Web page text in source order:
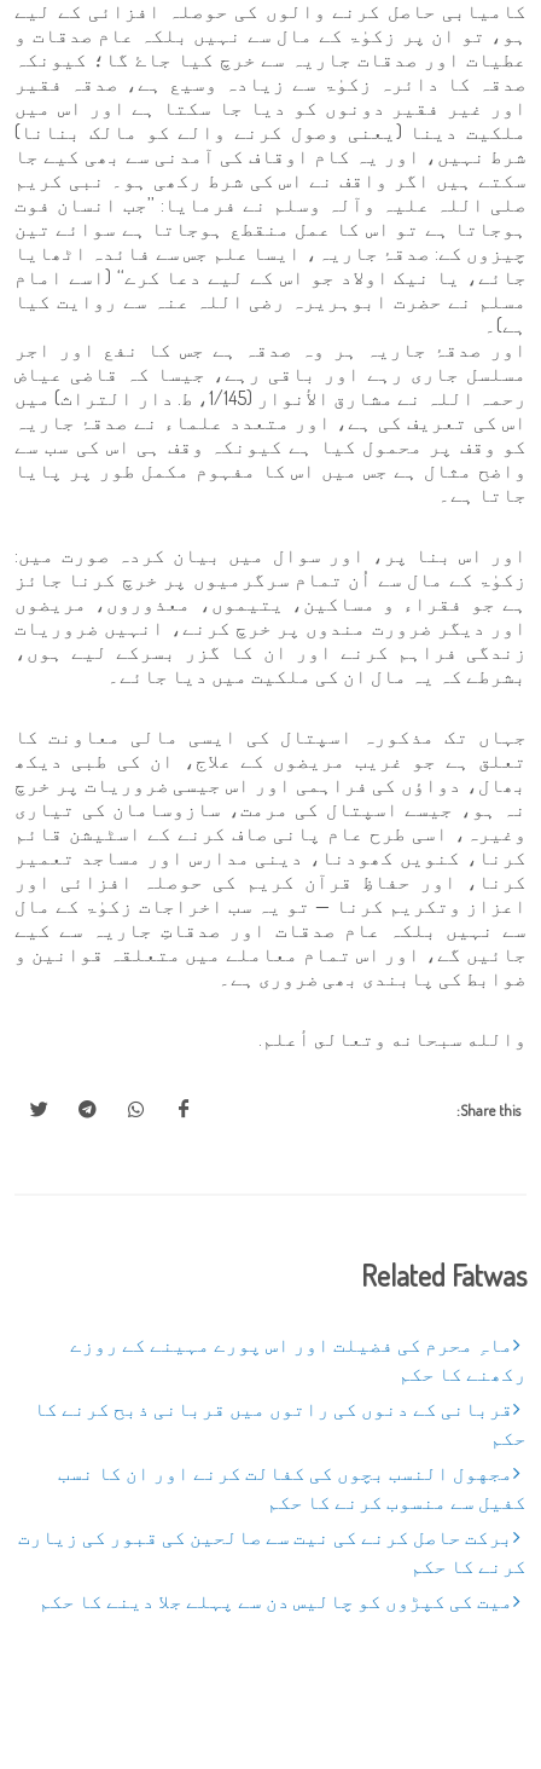
کامیابی حاصل کرنے والوں کی حوصلہ افزائی کے لیے
ہو، تو ان پر زکوٰۃ کے مال سے نہیں بلکہ عام صدقات و
عطیات اور صدقات جاریہ سے خرچ کیا جاۓ گا؛ کیونکہ
صدقہ کا دائرہ زکوٰۃ سے زیادہ وسیع ہے، صدقہ فقیر
اور غیر فقیر دونوں کو دیا جا سکتا ہے اور اس میں
ملکیت دینا (یعنی وصول کرنے والے کو مالک بنانا)
شرط نہیں، اور یہ کام اوقاف کی آمدنی سے بھی کیے جا
سکتے ہیں اگر واقف نے اس کی شرط رکھی ہو۔ نبی کریم
صلی اللہ علیہ وآلہ وسلم نے فرمایا: ’’جب انسان فوت
ہوجاتا ہے تو اس کا عمل منقطع ہوجاتا ہے سوائے تین
چیزوں کے: صدقۂ جاریہ، ایسا علم جس سے فائدہ اٹھایا
جائے، یا نیک اولاد جو اس کے لیے دعا کرے‘‘ (اسے امام
مسلم نے حضرت ابوہریرہ رضی اللہ عنہ سے روایت کیا
ہے)۔
اور صدقۂ جاریہ ہر وہ صدقہ ہے جس کا نفع اور اجر
مسلسل جاری رہے اور باقی رہے، جیسا کہ قاضی عیاض
رحمہ اللہ نے مشارق الأنوار (1/145، ط. دار التراث) میں
اس کی تعریف کی ہے، اور متعدد علماء نے صدقۂ جاریہ
کو وقف پر محمول کیا ہے کیونکہ وقف ہی اس کی سب سے
واضح مثال ہے جس میں اس کا مفہوم مکمل طور پر پایا
جاتا ہے۔
اور اس بنا پر، اور سوال میں بیان کردہ صورت میں:
زکوٰۃ کے مال سے اُن تمام سرگرمیوں پر خرچ کرنا جائز
ہے جو فقراء و مساکین، یتیموں، معذوروں، مریضوں
اور دیگر ضرورت مندوں پر خرچ کرنے، انہیں ضروریات
زندگی فراہم کرنے اور ان کا گزر بسرکے لیے ہوں،
بشرطے کہ یہ مال ان کی ملکیت میں دیا جائے۔
جہاں تک مذکورہ اسپتال کی ایسی مالی معاونت کا
تعلق ہے جو غریب مریضوں کے علاج، ان کی طبی دیکھ
بھال، دواؤں کی فراہمی اور اس جیسی ضروریات پر خرچ
نہ ہو، جیسے اسپتال کی مرمت، سازوسامان کی تیاری
وغیرہ، اسی طرح عام پانی صاف کرنے کے اسٹیشن قائم
کرنا، کنویں کھودنا، دینی مدارس اور مساجد تعمیر
کرنا، اور حفاظِ قرآن کریم کی حوصلہ افزائی اور
اعزاز وتکریم کرنا — تو یہ سب اخراجات زکوٰۃ کے مال
سے نہیں بلکہ عام صدقات اور صدقاتِ جاریہ سے کیے
جائیں گے، اور اس تمام معاملے میں متعلقہ قوانین و
ضوابط کی پابندی بھی ضروری ہے۔
والله سبحانه وتعالى أعلم.
Share this:
Related Fatwas
ماہِ محرم کی فضیلت اور اس پورے مہینے کے روزے
رکھنے کا حکم
قربانی کے دنوں کی راتوں میں قربانی ذبح کرنے کا
حکم
مجهول النسب بچوں کی کفالت کرنے اور ان کا نسب
کفیل سے منسوب کرنے کا حکم
برکت حاصل کرنے کی نیت سے صالحین کی قبور کی زیارت
کرنے کا حکم
میت کی کپڑوں کو چالیس دن سے پہلے جلا دینے کا حکم